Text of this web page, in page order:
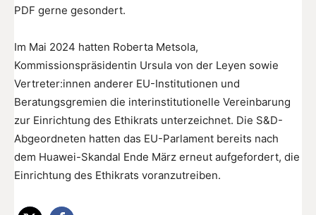
PDF gerne gesondert.
Im Mai 2024 hatten Roberta Metsola,
Kommissionspräsidentin Ursula von der Leyen sowie
Vertreter:innen anderer EU-Institutionen und
Beratungsgremien die interinstitutionelle Vereinbarung
zur Einrichtung des Ethikrats unterzeichnet. Die S&D-
Abgeordneten hatten das EU-Parlament bereits nach
dem Huawei-Skandal Ende März erneut aufgefordert, die
Einrichtung des Ethikrats voranzutreiben.